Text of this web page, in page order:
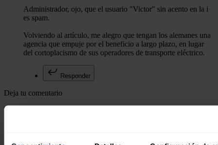
Administrador, ojo, que el usuario "Victor" sin acento en la i
es spam.
Volviendo al artículo, me alegro que tengan los alemanes una
agencia que empuje por el beneficio a largo plazo, en lugar
del cortoplacismo de sus operadores de transporte eléctrico.
Responder
Deja tu comentario
Tu dirección de correo electrónico no será publicada. Todos los